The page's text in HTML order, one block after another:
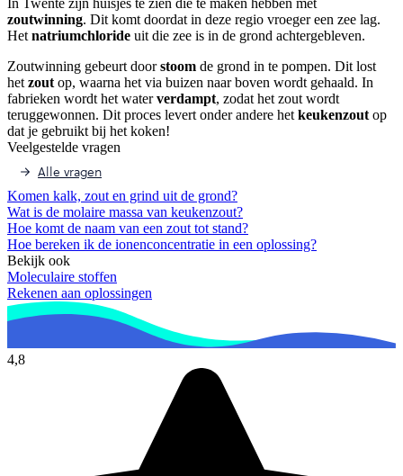
zoutwinning. Dit komt doordat in deze regio vroeger een zee lag.
Het natriumchloride uit die zee is in de grond achtergebleven.
Zoutwinning gebeurt doorstoom de grond in te pompen. Dit lost
het zout op, waarna het via buizen naar boven wordt gehaald. In
fabrieken wordt het waterverdampt, zodat het zout wordt
teruggewonnen. Dit proces levert onder andere het keukenzout op
dat je gebruikt bij het koken!
Veelgestelde vragen
Alle vragen
Komen kalk, zout en grind uit de grond?
Wat is de molaire massa van keukenzout?
Hoe komt de naam van een zout tot stand?
Hoe bereken ik de ionenconcentratie in een oplossing?
Bekijk ook
Moleculaire stoffen
Rekenen aan oplossingen
4,8